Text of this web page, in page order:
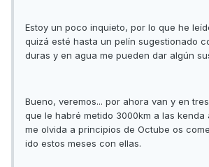
Estoy un poco inquieto, por lo que he
quizá esté hasta un pelín sugestionado
duras y en agua me pueden dar algún
Bueno, veremos... por ahora van y en
que le habré metido 3000km a las kenda
me olvida a principios de Octube os
ido estos meses con ellas.